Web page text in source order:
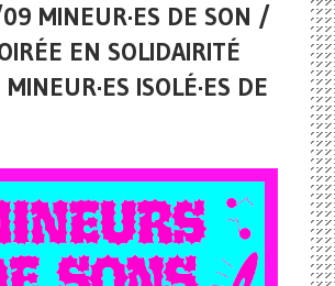
MINEUR·ES DE SON /
EN SOLIDAIRITÉ
ISOLÉ·ES DE